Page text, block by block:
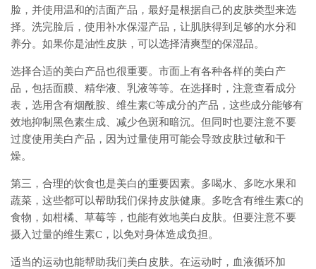
脸，并使用温和的洁面产品，最好是根据自己的皮肤类型来选
择。洗完脸后，使用补水保湿产品，让肌肤得到足够的水分和
养分。如果你是油性皮肤，可以选择清爽型的保湿品。
选择合适的美白产品也很重要。市面上有各种各样的美白产
品，包括面膜、精华液、乳液等等。在选择时，注意查看成分
表，选用含有烟酰胺、维生素C等成分的产品，这些成分能够有
效地抑制黑色素生成、减少色斑和暗沉。但同时也要注意不要
过度使用美白产品，因为过量使用可能会导致皮肤过敏和干
燥。
第三，合理的饮食也是美白的重要因素。多喝水、多吃水果和
蔬菜，这些都可以帮助我们保持皮肤健康。多吃含有维生素C的
食物，如柑橘、草莓等，也能有效地美白皮肤。但要注意不要
摄入过量的维生素C，以免对身体造成负担。
适当的运动也能帮助我们美白皮肤。在运动时，血液循环加